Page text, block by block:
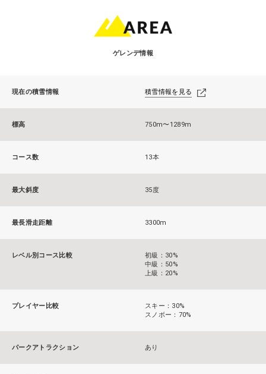
ゲレンデ情報
現在の積雪情報 積雪情報を見る
標高 750m〜1289m
コース数 13本
最大斜度 35度
最長滑走距離 3300m
レベル別コース比較
初級：30%
中級：50%
上級：20%
プレイヤー比較
スキー：30%
スノボー：70%
パークアトラクション あり